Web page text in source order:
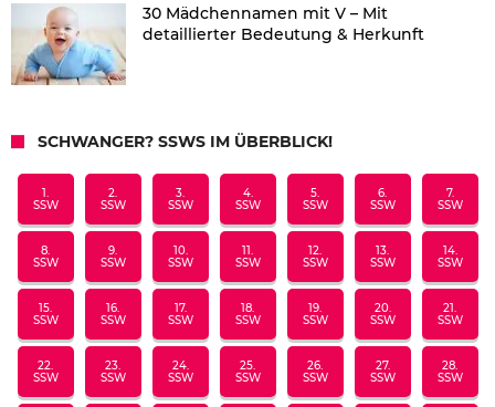
30 Mädchennamen mit V – Mit
detaillierter Bedeutung & Herkunft
SCHWANGER? SSWS IM ÜBERBLICK!
1.
SSW
2.
SSW
3.
SSW
4.
SSW
5.
SSW
6.
SSW
7.
SSW
8.
SSW
9.
SSW
10.
SSW
11.
SSW
12.
SSW
13.
SSW
14.
SSW
15.
SSW
16.
SSW
17.
SSW
18.
SSW
19.
SSW
20.
SSW
21.
SSW
22.
SSW
23.
SSW
24.
SSW
25.
SSW
26.
SSW
27.
SSW
28.
SSW